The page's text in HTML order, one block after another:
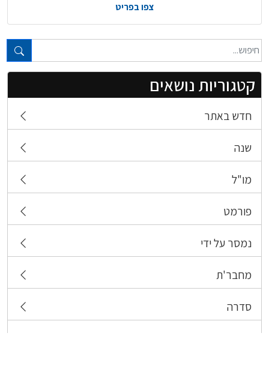
טקסט חופשי...
קטגוריות נושאים
חדש באתר
שנה
מו"ל
פורמט
נמסר על ידי
מחבר'ת
סדרה
צפו בפריט